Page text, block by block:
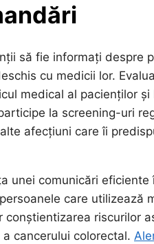
să fie informați despre
cu medicii lor.
medical al pacienților și
la screening-uri
afecțiuni care îi
unei comunicări eficiente
care utilizează
conștientizarea riscurilor
cancerului colorectal.